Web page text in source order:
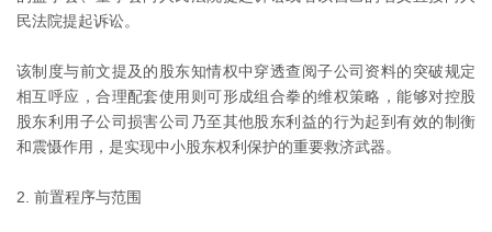
民法院提起诉讼。
该制度与前文提及的股东知情权中穿透查阅子公司资料的突破规定
相互呼应，合理配套使用则可形成组合拳的维权策略，能够对控股
股东利用子公司损害公司乃至其他股东利益的行为起到有效的制衡
和震慑作用，是实现中小股东权利保护的重要救济武器。
2. 前置程序与范围